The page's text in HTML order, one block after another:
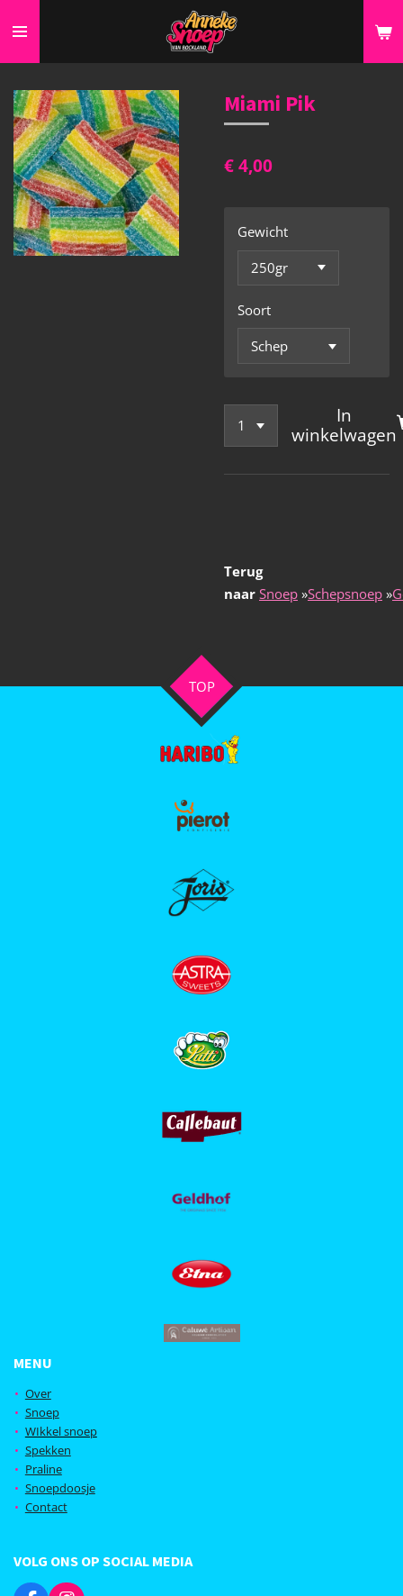
direct
naar
de
hoofdinhoud
Miami Pik
€ 4,00
Gewicht
Soort
In
winkelwagen
Terug
naar Snoep »Schepsnoep »
TOP
MENU
Over
Snoep
WIkkel snoep
Spekken
Praline
Snoepdoosje
Contact
VOLG ONS OP SOCIAL MEDIA